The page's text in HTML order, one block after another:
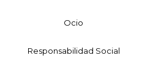
Ocio
Responsabilidad Social